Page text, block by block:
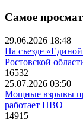
Самое
29.06.2026 18:48
На съезде
Ростовской
16532
25.07.2026 03:50
Мощные взрывы
работает ПВО
14915